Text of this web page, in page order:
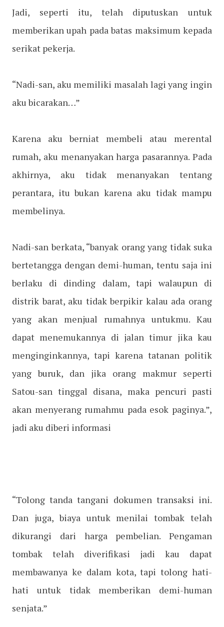
Jadi, seperti itu, telah diputuskan untuk
memberikan upah pada batas maksimum kepada
serikat pekerja.
“Nadi-san, aku memiliki masalah lagi yang ingin
aku bicarakan…”
Karena aku berniat membeli atau merental
rumah, aku menanyakan harga pasarannya. Pada
akhirnya, aku tidak menanyakan tentang
perantara, itu bukan karena aku tidak mampu
membelinya.
Nadi-san berkata, “banyak orang yang tidak suka
bertetangga dengan demi-human, tentu saja ini
berlaku di dinding dalam, tapi walaupun di
distrik barat, aku tidak berpikir kalau ada orang
yang akan menjual rumahnya untukmu. Kau
dapat menemukannya di jalan timur jika kau
menginginkannya, tapi karena tatanan politik
yang buruk, dan jika orang makmur seperti
Satou-san tinggal disana, maka pencuri pasti
akan menyerang rumahmu pada esok paginya.”,
jadi aku diberi informasi
“Tolong tanda tangani dokumen transaksi ini.
Dan juga, biaya untuk menilai tombak telah
dikurangi dari harga pembelian. Pengaman
tombak telah diverifikasi jadi kau dapat
membawanya ke dalam kota, tapi tolong hati-
hati untuk tidak memberikan demi-human
senjata.”